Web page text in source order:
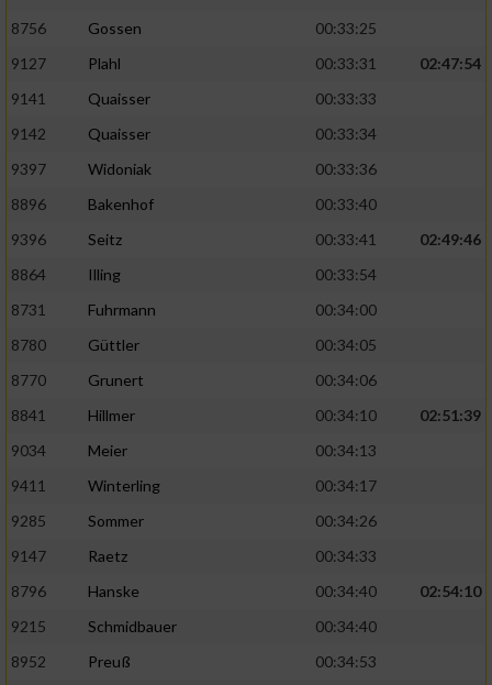
8756
Gossen
00:33:25
9127
Plahl 00:33:31
02:47:54
9141
Quaisser
00:33:33
9142
Quaisser
00:33:34
9397
Widoniak
00:33:36
8896
Bakenhof
00:33:40
9396
Seitz 00:33:41
02:49:46
8864
Illing
00:33:54
8731
Fuhrmann
00:34:00
8780
Güttler
00:34:05
8770
Grunert
00:34:06
8841
Hillmer 00:34:10
02:51:39
9034
Meier
00:34:13
9411
Winterling
00:34:17
9285
Sommer
00:34:26
9147
Raetz
00:34:33
8796
Hanske 00:34:40
02:54:10
9215
Schmidbauer
00:34:40
8952
Preuß 00:34:53